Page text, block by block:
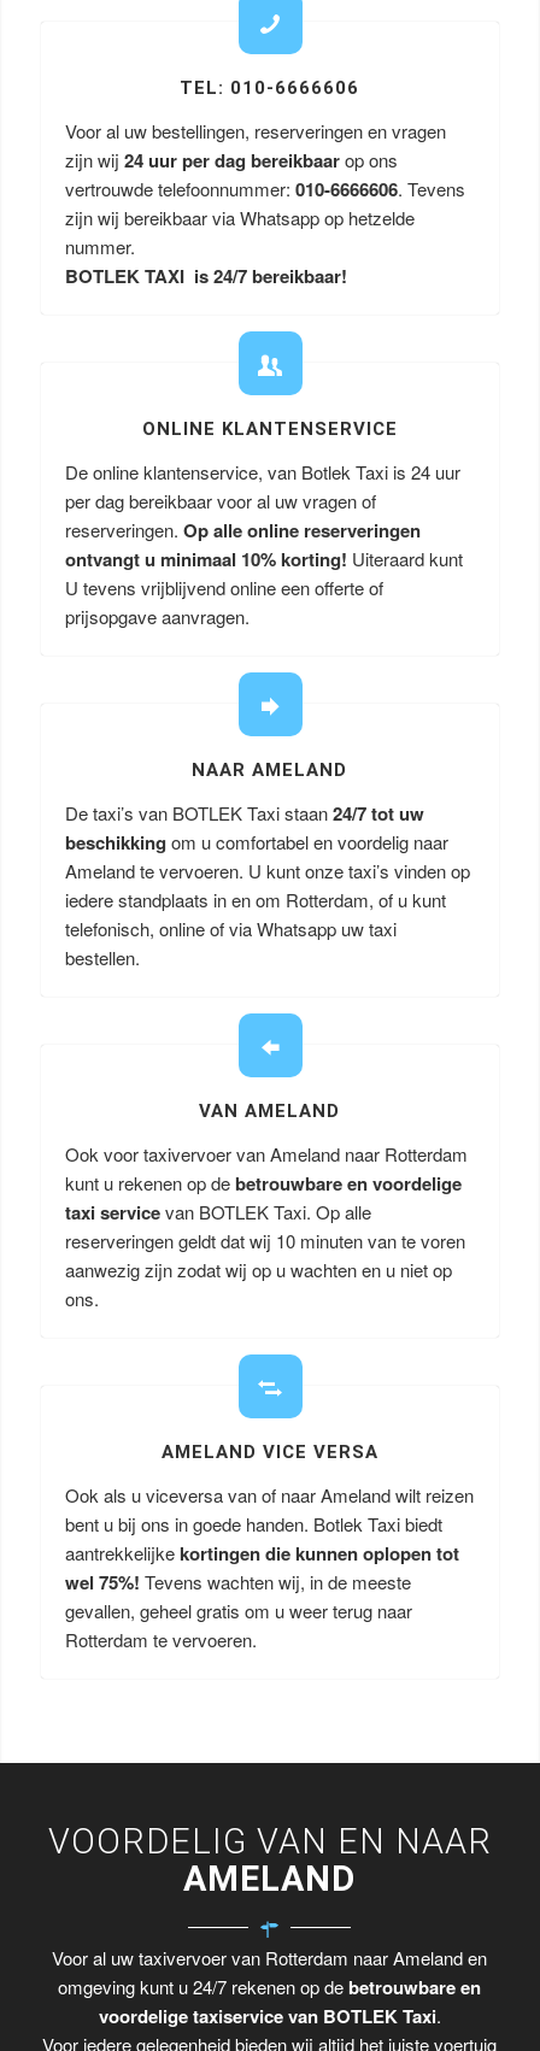
TEL: 010-6666606
Voor al uw bestellingen, reserveringen en vragen
zijn wij 24 uur per dag bereikbaarop ons
vertrouwde telefoonnummer: 010-6666606. Tevens
zijn wij bereikbaar via Whatsapp op hetzelde
nummer.
BOTLEK TAXI is 24/7 bereikbaar!
ONLINE KLANTENSERVICE
De online klantenservice, van Botlek Taxi is 24 uur
per dag bereikbaar voor al uw vragen of
reserveringen. Op alle online reserveringen
ontvangt u minimaal 10% korting! Uiteraard kunt
U tevens vrijblijvend online een offerte of
prijsopgave aanvragen.
NAAR AMELAND
De taxi’s van BOTLEK Taxi staan24/7 tot uw
beschikking om u comfortabel en voordelig naar
Ameland te vervoeren. U kunt onze taxi’s vinden op
iedere standplaats in en om Rotterdam, of u kunt
telefonisch, online of via Whatsapp uw taxi
bestellen.
VAN AMELAND
Ook voor taxivervoer van Ameland naar Rotterdam
kunt u rekenen op debetrouwbare en voordelige
taxi servicevan BOTLEK Taxi. Op alle
reserveringen geldt dat wij 10 minuten van te voren
aanwezig zijn zodat wij op u wachten en u niet op
ons.
AMELAND VICE VERSA
Ook als u viceversa van of naar Ameland wilt reizen
bent u bij ons in goede handen. Botlek Taxi biedt
aantrekkelijkekortingen die kunnen oplopen tot
wel 75%! Tevens wachten wij, in de meeste
gevallen, geheel gratis om u weer terug naar
Rotterdam te vervoeren.
VOORDELIG VAN EN NAAR
AMELAND
Voor al uw taxivervoer van Rotterdam naar Ameland en
omgeving kunt u 24/7 rekenen op debetrouwbare en
voordelige taxiservice van BOTLEK Taxi.
Voor iedere gelegenheid bieden wij altijd het juiste voertuig